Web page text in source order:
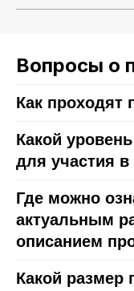
Вопросы о
Как проходят
Какой
для участия
Где можно
актуальным
описанием
Какой размер